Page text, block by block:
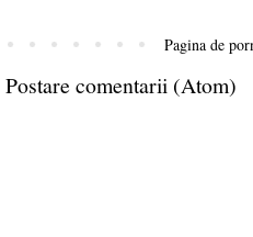
Pagina de
Postare comentarii (Atom)